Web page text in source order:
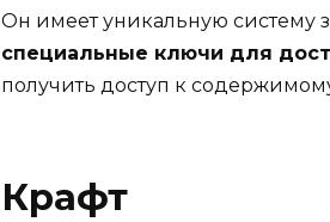
Он имеет уникальную систему
специальные ключи для
получить доступ к
Крафт